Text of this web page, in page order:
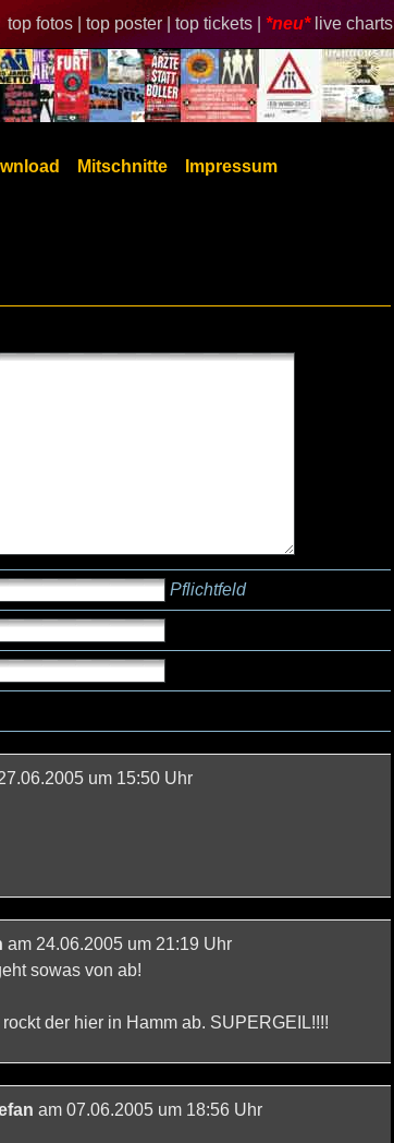
top fotos | top poster | top tickets | *neu* live charts
Mitschnitte Impressum
Pflichtfeld
um 15:50 Uhr
am 24.06.2005 um 21:19 Uhr
sowas von ab!
der hier in Hamm ab. SUPERGEIL!!!!
am 07.06.2005 um 18:56 Uhr